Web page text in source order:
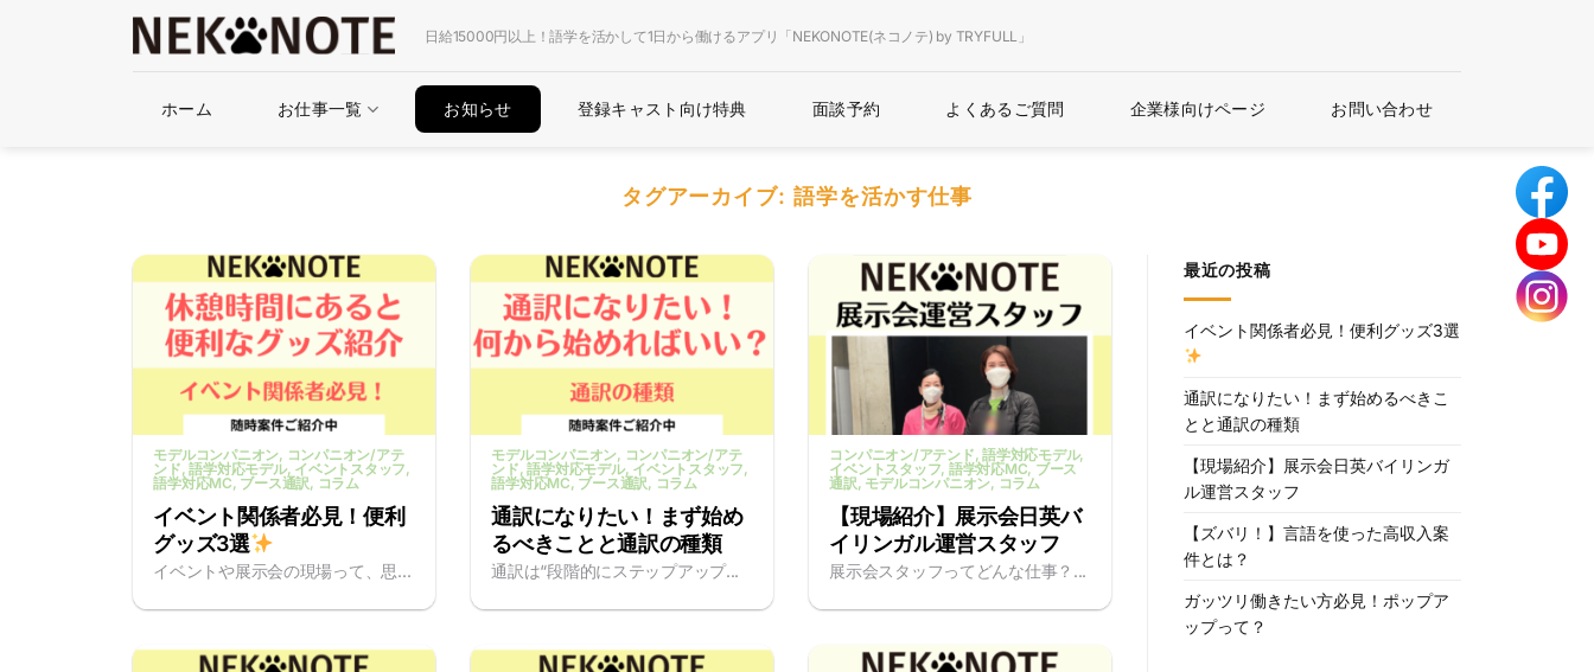
日給15000円以上！語学を活かして1日から働けるアプリ「NEKONOTE(ネコノテ) by TRYFULL」
ホーム お仕事一覧 お知らせ 登録キャスト向け特典 面談予約 よくあるご質問 企業様向けページ お問い合わせ
タグアーカイブ: 語学を活かす仕事
モデルコンパニオン, コンパニオン/アテ
ンド, 語学対応モデル, イベントスタッフ,
語学対応MC, ブース通訳, コラム
イベント関係者必見！便利
グッズ3選
イベントや展示会の現場って、思...
モデルコンパニオン, コンパニオン/アテ
ンド, 語学対応モデル, イベントスタッフ,
語学対応MC, ブース通訳, コラム
通訳になりたい！まず始め
るべきことと通訳の種類
通訳は“段階的にステップアップ...
コンパニオン/アテンド, 語学対応モデル,
イベントスタッフ, 語学対応MC, ブース
通訳, モデルコンパニオン, コラム
【現場紹介】展示会日英バ
イリンガル運営スタッフ
展示会スタッフってどんな仕事？...
最近の投稿
イベント関係者必見！便利グッズ3選
通訳になりたい！まず始めるべきこ
とと通訳の種類
【現場紹介】展示会日英バイリンガ
ル運営スタッフ
【ズバリ！】言語を使った高収入案
件とは？
ガッツリ働きたい方必見！ポップア
ップって？